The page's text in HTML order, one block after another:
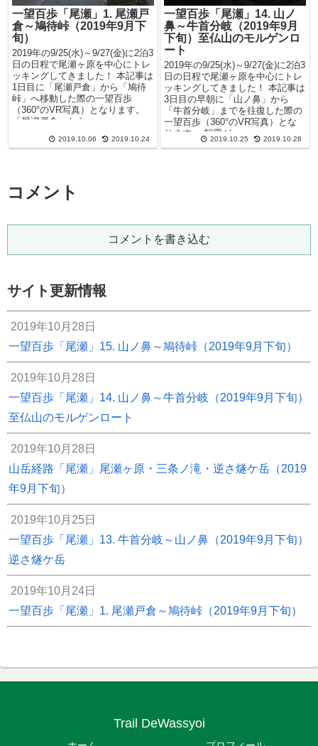
一望百歩「尾瀬」1. 尾瀬戸
倉～鳩待峠（2019年9月下
旬）
2019年の9/25(水)～9/27(金)に2泊3
日の日程で尾瀬ヶ原を中心にトレ
ッキングしてきました！ 本記事は
1日目に「尾瀬戸倉」から「鳩待
峠」へ移動した際の一望百歩
（360°のVR写真）となります。
「尾瀬戸倉」から...
2019.10.06 2019.10.24
一望百歩「尾瀬」14. 山ノ
鼻～牛首分岐（2019年9月
下旬）至仏山のモルゲンロ
ート
2019年の9/25(水)～9/27(金)に2泊3
日の日程で尾瀬ヶ原を中心にトレ
ッキングしてきました！ 本記事は
3日目の早朝に「山ノ鼻」から
「牛首分岐」までを往復した際の
一望百歩（360°のVR写真）とな
ります。 朝霧が...
2019.10.25 2019.10.28
コメント
コメントを書き込む
サイト更新情報
2019年10月28日
一望百歩「尾瀬」15. 山ノ鼻～鳩待峠（2019年9月下旬）
2019年10月28日
一望百歩「尾瀬」14. 山ノ鼻～牛首分岐（2019年9月下旬）
至仏山のモルゲンロート
2019年10月28日
山岳経路「尾瀬」尾瀬ヶ原・三条ノ滝・逆さ燧ケ岳（2019
年9月下旬）
2019年10月25日
一望百歩「尾瀬」13. 牛首分岐～山ノ鼻（2019年9月下旬）
逆さ燧ケ岳
2019年10月24日
一望百歩「尾瀬」1. 尾瀬戸倉～鳩待峠（2019年9月下旬）
Trail DeWassyoi